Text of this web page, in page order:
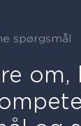
spørgsmål
om,